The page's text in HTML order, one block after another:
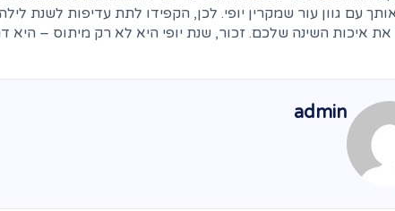
עם גוון עור שמקרין יופי. לכן, הקפידו לתת עדיפות לשנת
איכות השינה שלכם. זכור, שנת יופי היא לא רק מיתוס –
admin